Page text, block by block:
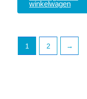
winkelwagen
1 2 →